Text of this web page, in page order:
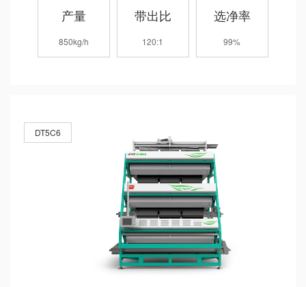
产量
850kg/h
带出比
120:1
选净率
99%
DT5C6